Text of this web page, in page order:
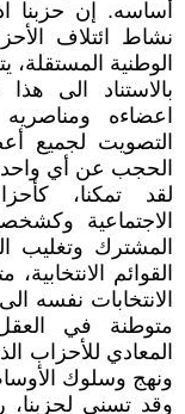
أساسه. إن حزبنا
نشاط ائتلاف
الوطنية المستقلة،
بالاستناد الى
اعضاءه
التصويت لجميع
الحجب عن أي
لقد تمكنا،
الاجتماعية
المشترك وتغليب
القوائم
الانتخابات نفسه
متوطنة في العقل
المعادي للأحزاب
ونهج وسلوك
وقد تسنى لحزبنا،